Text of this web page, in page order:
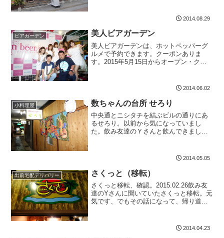
四季の味 源平 亮輔に行ってきました。と
2014.08.29
ビアガーデン 美人ビアガーデン
美人ビアガーデンは、ホットペッパーグ
ルメで予約できます。クーポンありま
す。2015年5月15日からオープン・クー
フ女の子と沢山喋るにはオープンと同時
2014.06.02
小料理屋 数ちゃんの台所 せろり
中央通とニシタチを結ぶビルの通りにあ
るせろり。以前から気になっていまし
た。飲み友達のＹさんと飲んできまし
だったと思います。結構酔っ払ってい
2014.05.05
出前宅配デリバリー さくっと（移転）
さくっと移転、確認。2015.02.26飲み友
達のYさんに聞いていたさくっと移転。元
気です、でもその話になって、帰り道確
2014.04.23